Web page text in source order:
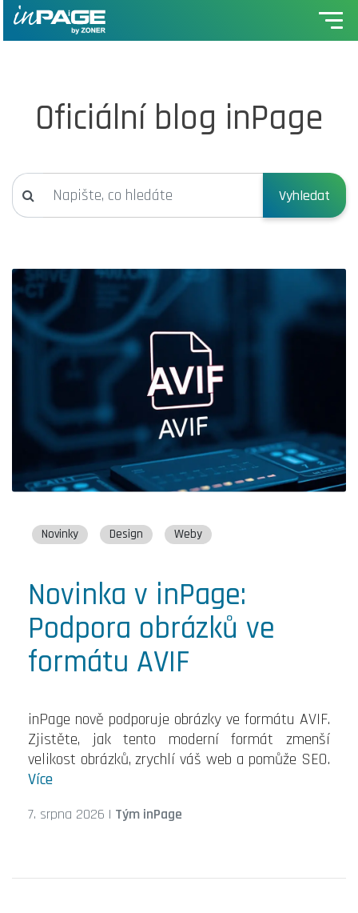
Oficiální blog inPage
Vyhledat
Novinky Design Weby
Novinka v inPage:
Podpora obrázků ve
formátu AVIF
inPage nově podporuje obrázky ve formátu AVIF.
Zjistěte, jak tento moderní formát zmenší
velikost obrázků, zrychlí váš web a pomůže SEO.
Více
7. srpna 2026 | Tým inPage